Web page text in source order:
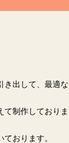
き出して、最適な
て制作しておりま
おります。